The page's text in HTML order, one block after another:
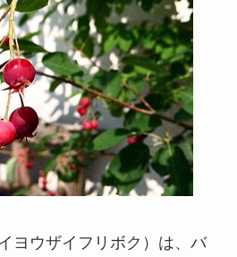
ヨウザイフリボク）は、バ